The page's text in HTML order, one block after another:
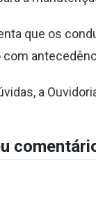
que os
a